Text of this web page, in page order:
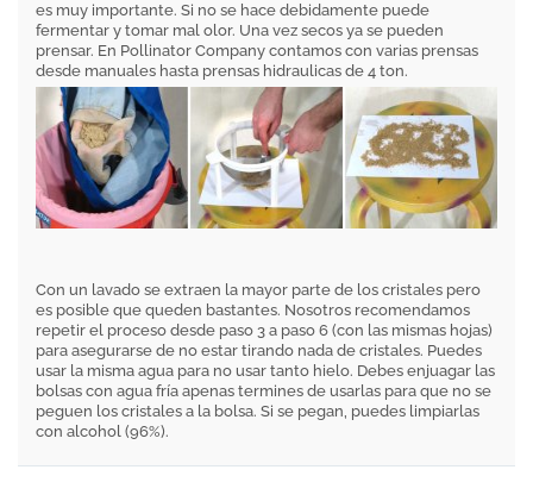
es muy importante. Si no se hace debidamente puede
fermentar y tomar mal olor. Una vez secos ya se pueden
prensar. En Pollinator Company contamos con varias prensas
desde manuales hasta prensas hidraulicas de 4 ton.
Con un lavado se extraen la mayor parte de los cristales pero
es posible que queden bastantes. Nosotros recomendamos
repetir el proceso desde paso 3 a paso 6 (con las mismas hojas)
para asegurarse de no estar tirando nada de cristales. Puedes
usar la misma agua para no usar tanto hielo. Debes enjuagar las
bolsas con agua fría apenas termines de usarlas para que no se
peguen los cristales a la bolsa. Si se pegan, puedes limpiarlas
con alcohol (96%).